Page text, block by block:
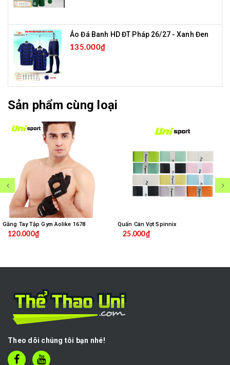
Áo Đá Banh HD ĐT Pháp 26/27 - Xanh Đen
135.000₫
Sản phẩm cùng loại
Găng Tay Tập Gym Aolike 1678
120.000₫
Quấn Cán Vợt Spinnix
25.000₫
Theo dõi chúng tôi bạn nhé!